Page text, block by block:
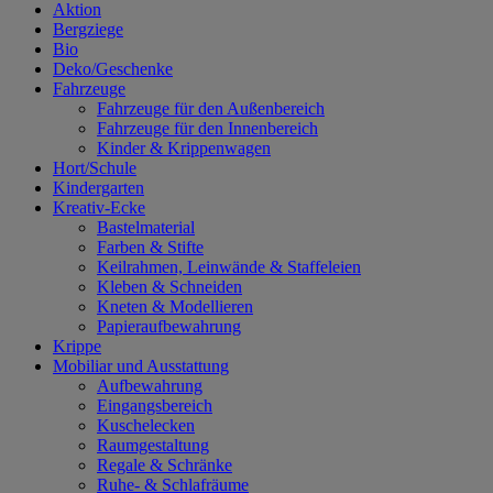
Aktion
Bergziege
Bio
Deko/Geschenke
Fahrzeuge
Fahrzeuge für den Außenbereich
Fahrzeuge für den Innenbereich
Kinder & Krippenwagen
Hort/Schule
Kindergarten
Kreativ-Ecke
Bastelmaterial
Farben & Stifte
Keilrahmen, Leinwände & Staffeleien
Kleben & Schneiden
Kneten & Modellieren
Papieraufbewahrung
Krippe
Mobiliar und Ausstattung
Aufbewahrung
Eingangsbereich
Kuschelecken
Raumgestaltung
Regale & Schränke
Ruhe- & Schlafräume